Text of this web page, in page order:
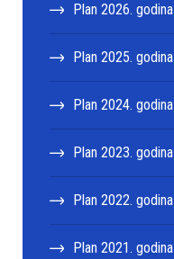
Plan 2026. godina
Plan 2025. godina
Plan 2024. godina
Plan 2023. godina
Plan 2022. godina
Plan 2021. godina